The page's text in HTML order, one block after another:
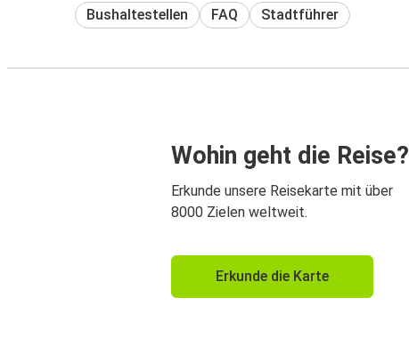
Bushaltestellen FAQ Stadtführer
Wohin geht die Reise?
Erkunde unsere Reisekarte mit über
8000 Zielen weltweit.
Erkunde die Karte